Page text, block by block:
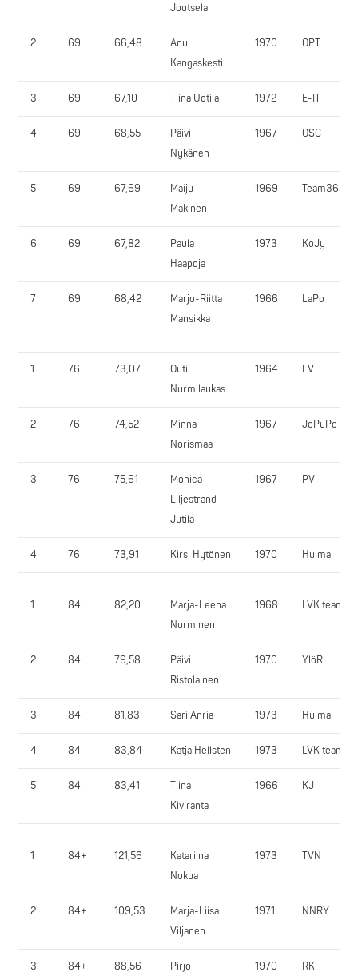
Joutsela
2 69 66,48
Anu
Kangaskesti
1970 OPT
3 69 67,10 Tiina Uotila 1972 E-IT
4 69 68,55
Päivi
Nykänen
1967 OSC
5 69 67,69
Maiju
Mäkinen
1969 Team365
6 69 67,82
Paula
Haapoja
1973 KoJy
7 69 68,42
Marjo-Riitta
Mansikka
1966 LaPo
1 76 73,07
Outi
Nurmilaukas
1964 EV
2 76 74,52
Minna
Norismaa
1967 JoPuPo
3 76 75,61
Monica
Liljestrand-
Jutila
1967 PV
4 76 73,91 Kirsi Hytönen 1970 Huima
1 84 82,20
Marja-Leena
Nurminen
1968 LVK team
2 84 79,58
Päivi
Ristolainen
1970 YlöR
3 84 81,83 Sari Anria 1973 Huima
4 84 83,84 Katja Hellsten 1973 LVK team
5 84 83,41
Tiina
Kiviranta
1966 KJ
1 84+ 121,56
Katariina
Nokua
1973 TVN
2 84+ 109,53
Marja-Liisa
Viljanen
1971 NNRY
3 84+ 88,56 Pirjo 1970 RK